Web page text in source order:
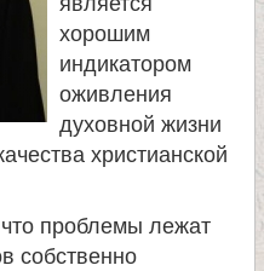
хорошим
индикатором
оживления
духовной жизни
христианской
проблемы лежат
собственно